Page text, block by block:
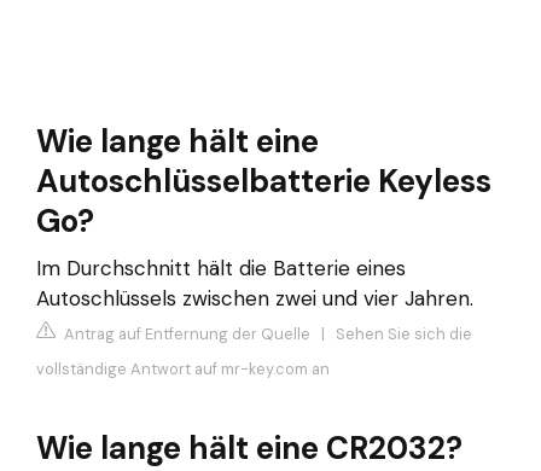
Wie lange hält eine
Autoschlüsselbatterie Keyless
Go?
Im Durchschnitt hält die Batterie eines
Autoschlüssels zwischen zwei und vier Jahren.
Antrag auf Entfernung der Quelle | Sehen Sie sich die
vollständige Antwort auf mr-key.com an
Wie lange hält eine CR2032?